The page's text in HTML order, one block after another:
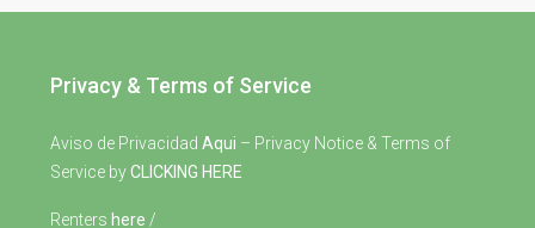
Privacy & Terms of Service
Aviso de Privacidad Aqui – Privacy Notice & Terms of
Service byCLICKING HERE
Renters here /